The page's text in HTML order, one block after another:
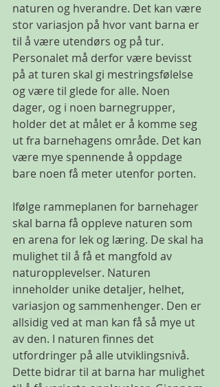
naturen og hverandre. Det kan være
stor variasjon på hvor vant barna er
til å være utendørs og på tur.
Personalet må derfor være bevisst
på at turen skal gi mestringsfølelse
og være til glede for alle. Noen
dager, og i noen barnegrupper,
holder det at målet er å komme seg
ut fra barnehagens område. Det kan
være mye spennende å oppdage
bare noen få meter utenfor porten.
Ifølge rammeplanen for barnehager
skal barna få oppleve naturen som
en arena for lek og læring. De skal ha
mulighet til å få et mangfold av
naturopplevelser. Naturen
inneholder unike detaljer, helhet,
variasjon og sammenhenger. Den er
allsidig ved at man kan få så mye ut
av den. I naturen finnes det
utfordringer på alle utviklingsnivå.
Dette bidrar til at barna har mulighet